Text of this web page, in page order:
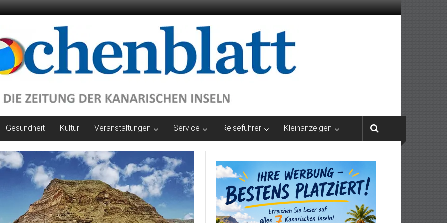
Gesundheit Kultur Veranstaltungen Service Reiseführer Kleinanzeigen